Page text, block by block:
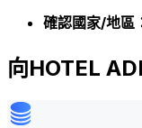
確認國家/地區
向HOTEL